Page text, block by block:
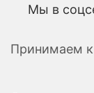
Мы в
Принимаем к